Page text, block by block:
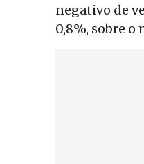
negativo de
0,8%, sobre o